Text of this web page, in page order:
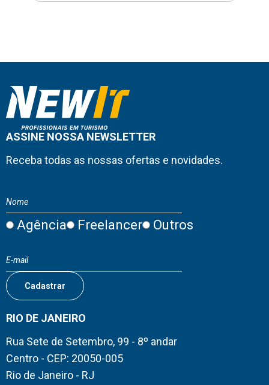
ASSINE NOSSA NEWSLETTER
Receba todas as nossas ofertas e novidades.
Agência Freelancer Outros
RIO DE JANEIRO
Rua Sete de Setembro, 99 - 8º andar
Centro - CEP: 20050-005
Rio de Janeiro - RJ